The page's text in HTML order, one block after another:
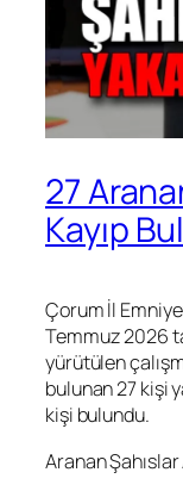
27
Kayıp
Çorum İl
Temmuz 2026
yürütülen
bulunan 27 kişi
kişi bulundu.
Aranan